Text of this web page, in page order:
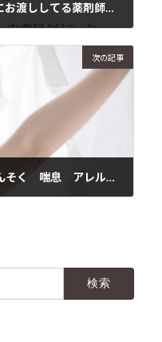
フルティフォームを患者さんにお渡ししてる薬剤師さんへ
次の記事
日常生活のポイント － ぜんそく 喘息 アレルギー性鼻炎 アトピー性皮膚炎 花粉症 2/11